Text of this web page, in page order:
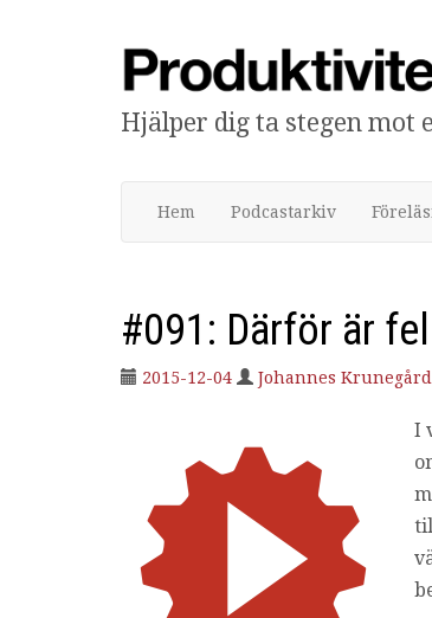
Hjälper dig ta stegen mot
Hem Podcastarkiv
#091: Därför är
2015-12-04 Johannes Krunegård
I